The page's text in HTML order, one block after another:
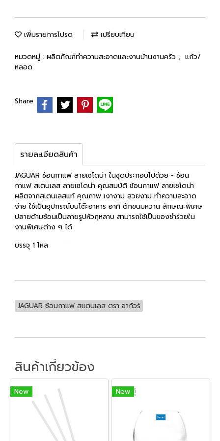
เพิ่มรายการโปรด เปรียบเทียบ
หมวดหมู่ : ผลิตภัณฑ์ทำความสะอาดและงานบ้านงานครัว , แก้ว/
หลอด
Share
รายละเอียดสินค้า
JAGUAR ช้อนกาแฟ ลายเซโดน่า ในชุดประกอบไปด้วย - ช้อน
กาแฟ สเตนเลส ลายเซโดน่า คุณสมบัติ ช้อนกาแฟ ลายเซโดน่า
ผลิตจากสเตนเลสแท้ คุณภาพ เงางาม สวยงาม ทำความสะอาด
ง่าย ใช้เป็นอุปกรณ์บนโต๊ะอาหาร อาทิ ตักขนมหวาน ลักษณะพิเศษ
ปลายด้ามช้อนเป็นลายรูปหัวกุหลาบ สามารถใช้เป็นของชำร่วยใน
งานพิเศษต่าง ๆ ได้
บรรจุ 1 โหล
JAGUAR ช้อนกาแฟ สแตนเลส ตรา จากัวร์
สินค้าเกี่ยวข้อง
New New